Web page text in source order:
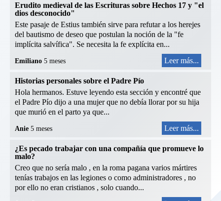
Erudito medieval de las Escrituras sobre Hechos 17 y "el
dios desconocido"
Este pasaje de Estius también sirve para refutar a los herejes
del bautismo de deseo que postulan la noción de la "fe
implícita salvífica". Se necesita la fe explícita en...
Emiliano 5 meses Leer más...
Historias personales sobre el Padre Pío
Hola hermanos. Estuve leyendo esta sección y encontré que
el Padre Pío dijo a una mujer que no debía llorar por su hija
que murió en el parto ya que...
Anie 5 meses Leer más...
¿Es pecado trabajar con una compañía que promueve lo
malo?
Creo que no sería malo , en la roma pagana varios mártires
tenías trabajos en las legiones o como administradores , no
por ello no eran cristianos , solo cuando...